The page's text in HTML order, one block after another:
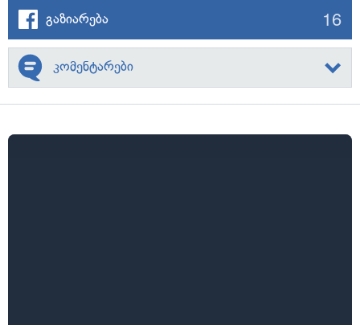
გაზიარება 16
კომენტარები